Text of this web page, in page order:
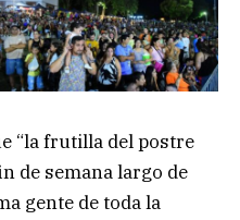
“la frutilla del postre
de semana largo de
gente de toda la